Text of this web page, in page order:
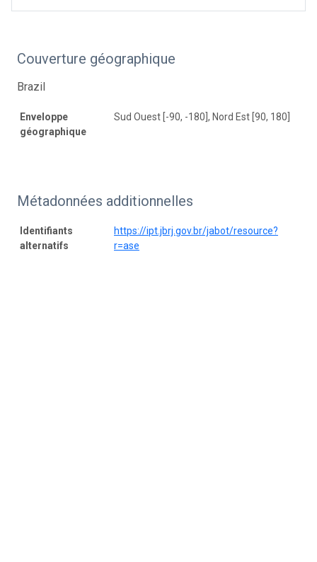
Couverture géographique
Brazil
Enveloppe
géographique
Sud Ouest [-90, -180], Nord Est [90, 180]
Métadonnées additionnelles
Identifiants
alternatifs
https://ipt.jbrj.gov.br/jabot/resource?
r=ase